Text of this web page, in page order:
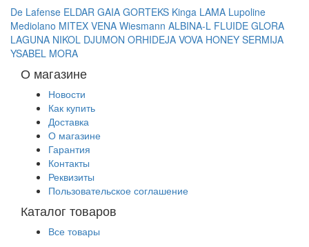
De Lafense ELDAR GAIA GORTEKS Kinga LAMA Lupoline
Mediolano MITEX VENA Wiesmann ALBINA-L FLUIDE GLORA
LAGUNA NIKOL DJUMON ORHIDEJA VOVA HONEY SERMIJA
YSABEL MORA
О магазине
Новости
Как купить
Доставка
О магазине
Гарантия
Контакты
Реквизиты
Пользовательское соглашение
Каталог товаров
Все товары